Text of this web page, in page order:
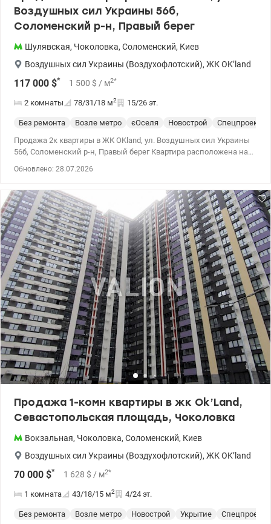
Воздушных сил Украины 56б,
Соломенский р-н, Правый берег
Шулявская, Чоколовка, Соломенский, Киев
Воздушных сил Украины (Воздухофлотский), ЖК OK’land
117 000 $* 1 500 $ / м2*
2 комнаты 78/31/18 м2 15/26 эт.
Без ремонта Возле метро єОселя Новострой
Спецпроект
Продажа 2к квартиры в ЖК OKland, ул. Воздушных сил Украины
56б, Соломенский р-н, Правый берег Квартира расположена на
Квартира состоит из: • 2 раздельных комнат • Большой кухни •
каркасный дом, введенный в эксплуатацию в 2022 году. Дом с
автономным отоплением, подземным паркингом с лифтом на
750 мест. Рядом несколько супермаркетов: Billa, Сільпо, Novus и
АТБ. Дошкольные учреждения рядом с домом: детский сад с
яслями №146 и детский сад «Славяночка» — 8 минут пешком.
Также рядом расположены спортзалы и магазины. Цена: 117
000 у.е. Комиссия агентства: 5% Виктор: 0935705384
valion.ua/1154669
Обновлено: 28.07.2026
Продажа 1-комн квартиры в жк Ok’Land,
Севастопольская площадь, Чоколовка
Вокзальная, Чоколовка, Соломенский, Киев
Воздушных сил Украины (Воздухофлотский), ЖК OK’land
70 000 $* 1 628 $ / м2*
1 комната 43/18/15 м2 4/24 эт.
Без ремонта Возле метро Новострой Укрытие
Спецпроект